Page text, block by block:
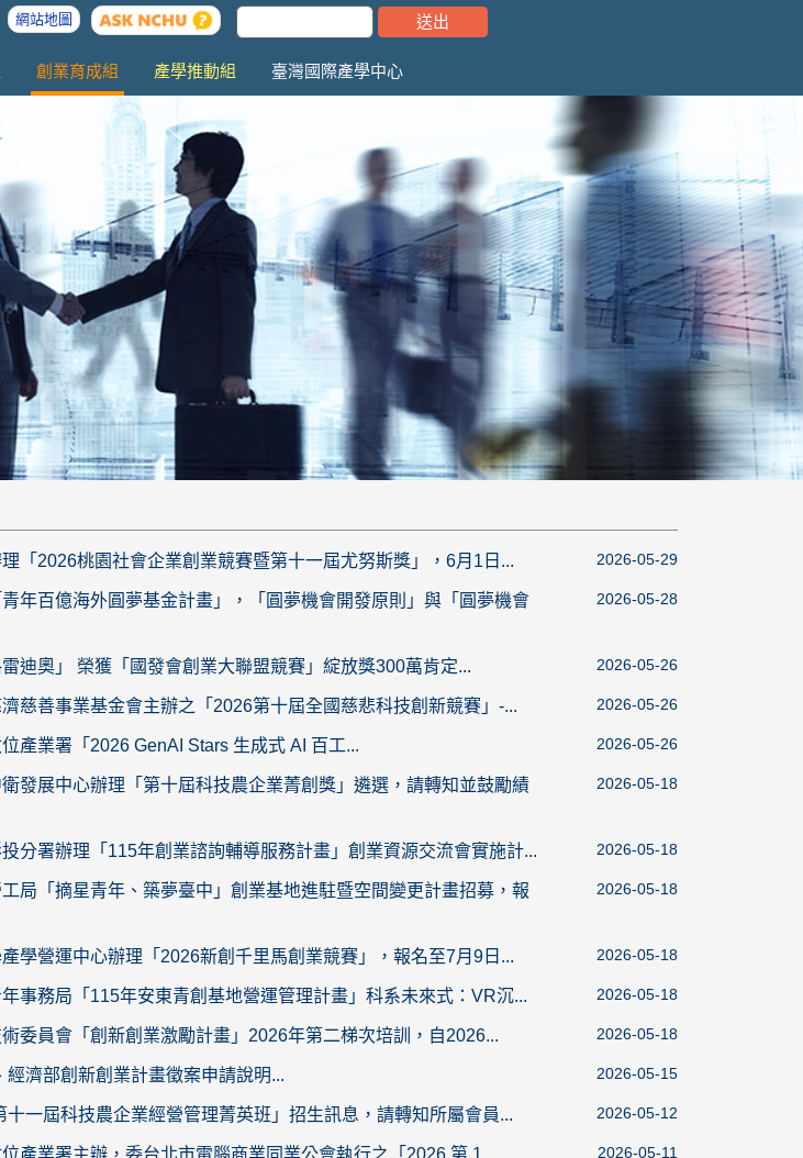
網站地圖
創業育成組 產學推動組 臺灣國際產學中心
理「2026桃園社會企業創業競賽暨第十一屆尤努斯獎」，6月1日... 2026-05-29
青年百億海外圓夢基金計畫」，「圓夢機會開發原則」與「圓夢機會
2026-05-28
迪奧」 榮獲「國發會創業大聯盟競賽」綻放獎300萬肯定... 2026-05-26
濟慈善事業基金會主辦之「2026第十屆全國慈悲科技創新競賽」-... 2026-05-26
產業署「2026 GenAI Stars 生成式 AI 百工... 2026-05-26
發展中心辦理「第十屆科技農企業菁創獎」遴選，請轉知並鼓勵績
2026-05-18
分署辦理「115年創業諮詢輔導服務計畫」創業資源交流會實施計... 2026-05-18
工局「摘星青年、築夢臺中」創業基地進駐暨空間變更計畫招募，報
2026-05-18
產學營運中心辦理「2026新創千里馬創業競賽」，報名至7月9日... 2026-05-18
年事務局「115年安東青創基地營運管理計畫」科系未來式：VR沉... 2026-05-18
術委員會「創新創業激勵計畫」2026年第二梯次培訓，自2026... 2026-05-18
濟部創新創業計畫徵案申請說明... 2026-05-15
十一屆科技農企業經營管理菁英班」招生訊息，請轉知所屬會員... 2026-05-12
位產業署主辦，委台北市電腦商業同業公會執行之「2026 第 1... 2026-05-11